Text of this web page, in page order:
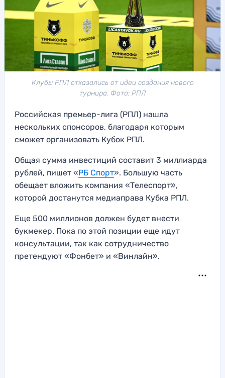
Клубы РПЛ отказались от идеи создания нового
турнира. Фото: РПЛ
Российская премьер-лига (РПЛ) нашла
нескольких спонсоров, благодаря которым
сможет организовать Кубок РПЛ.
Общая сумма инвестиций составит 3 миллиарда
рублей, пишет «РБ Спорт». Большую часть
обещает вложить компания «Телеспорт»,
которой достанутся медиаправа Кубка РПЛ.
Еще 500 миллионов должен будет внести
букмекер. Пока по этой позиции еще идут
консультации, так как сотрудничество
претендуют «Фонбет» и «Винлайн».